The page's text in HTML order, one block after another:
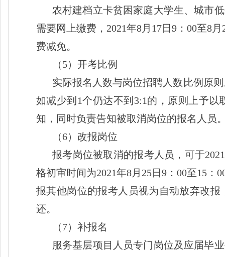
农村建档立卡贫困家庭大学生、城市
需要网上缴费， 2021年8月17日9：00至8
费减免。
（5）开考比例
实际报名人数与岗位招聘人数比例原
如减少到1个仍达不到3:1的，原则上予
知，同时负责告知被取消岗位的报名人员
（6）改报岗位
报考岗位被取消的报考人员，可于
格初审时间为2021年8月25日9：00至15：
报其他岗位的报考人员视为自动放弃改
还。
（7）补报名
服务基层项目人员专门岗位及应届毕